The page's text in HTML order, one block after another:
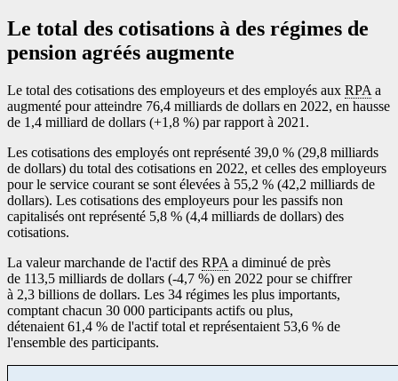
Le total des cotisations à des régimes de
pension agréés augmente
Le total des cotisations des employeurs et des employés aux RPA a
augmenté pour atteindre 76,4 milliards de dollars en 2022, en hausse
de 1,4 milliard de dollars (+1,8 %) par rapport à 2021.
Les cotisations des employés ont représenté 39,0 % (29,8 milliards
de dollars) du total des cotisations en 2022, et celles des employeurs
pour le service courant se sont élevées à 55,2 % (42,2 milliards de
dollars). Les cotisations des employeurs pour les passifs non
capitalisés ont représenté 5,8 % (4,4 milliards de dollars) des
cotisations.
La valeur marchande de l'actif des RPA a diminué de près
de 113,5 milliards de dollars (-4,7 %) en 2022 pour se chiffrer
à 2,3 billions de dollars. Les 34 régimes les plus importants,
comptant chacun 30 000 participants actifs ou plus,
détenaient 61,4 % de l'actif total et représentaient 53,6 % de
l'ensemble des participants.